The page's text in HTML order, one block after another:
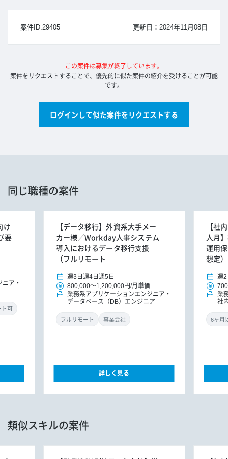
更新日：2024年11月08日
案件ID:29405
この案件は募集が終了しています。
案件をリクエストすることで、優先的に似た案件の紹介を受けることが可能
です。
ログインして似た案件をリクエストする
同じ職種の案件
け
要
ニア
ト可
【データ移行】外資系大手メー
カー様／Workday人事システム
導入におけるデータ移行支援
（フルリモート
週3日 週4日 週5日
800,000～1,200,000円/月単価
業務系アプリケーションエンジニア
データベース（DB）エンジニア
フルリモート 事業会社
詳しく見る
【社
人月
運用
想定）
週2
業
社
O
類似スキルの案件